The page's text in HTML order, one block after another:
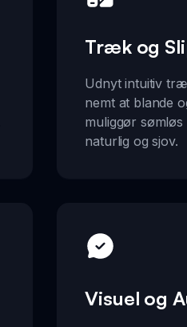
Træk og
Udnyt intuitiv
nemt at blande
muliggør
naturlig og sjov.
Visuel og